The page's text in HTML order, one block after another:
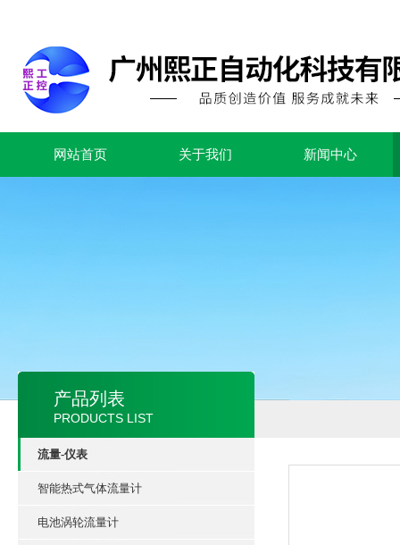
网站首页 关于我们 新闻中心
产品列表
PRODUCTS LIST
流量-仪表
智能热式气体流量计
电池涡轮流量计